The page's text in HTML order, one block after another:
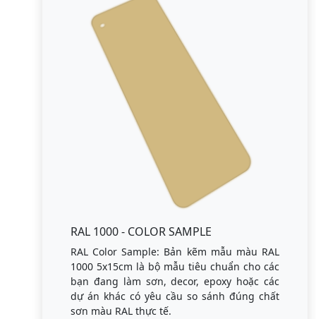
RAL 1000 - COLOR SAMPLE
RAL Color Sample: Bản kẽm mẫu màu RAL
1000 5x15cm là bộ mẫu tiêu chuẩn cho các
bạn đang làm sơn, decor, epoxy hoặc các
dự án khác có yêu cầu so sánh đúng chất
sơn màu RAL thực tế.